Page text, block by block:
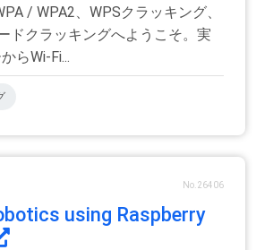
/ WPA2、WPSクラッキング、
ドクラッキングへようこそ。実
らWi-Fi...
No.26406
using Raspberry